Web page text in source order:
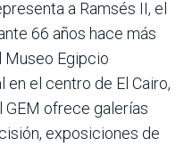
a Ramsés II, el
66 años hace más
Museo Egipcio
el centro de El Cairo,
GEM ofrece galerías
exposiciones de